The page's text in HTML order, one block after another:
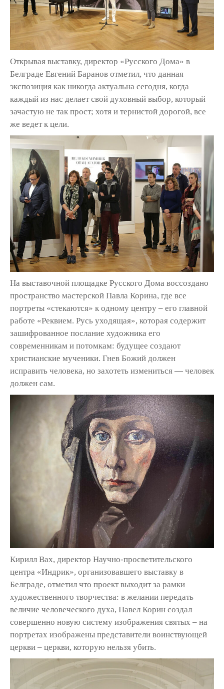
Открывая выставку, директор «Русского Дома» в
Белграде Евгений Баранов отметил, что данная
экспозиция как никогда актуальна сегодня, когда
каждый из нас делает свой духовный выбор, который
зачастую не так прост; хотя и тернистой дорогой, все
же ведет к цели.
На выставочной площадке Русского Дома воссоздано
пространство мастерской Павла Корина, где все
портреты «стекаются» к одному центру – его главной
работе «Реквием. Русь уходящая», которая содержит
зашифрованное послание художника его
современникам и потомкам: будущее создают
христианские мученики. Гнев Божий должен
исправить человека, но захотеть измениться — человек
должен сам.
Кирилл Вах, директор Научно-просветительского
центра «Индрик», организовавшего выставку в
Белграде, отметил что проект выходит за рамки
художественного творчества: в желании передать
величие человеческого духа, Павел Корин создал
совершенно новую систему изображения святых – на
портретах изображены представители воинствующей
церкви – церкви, которую нельзя убить.